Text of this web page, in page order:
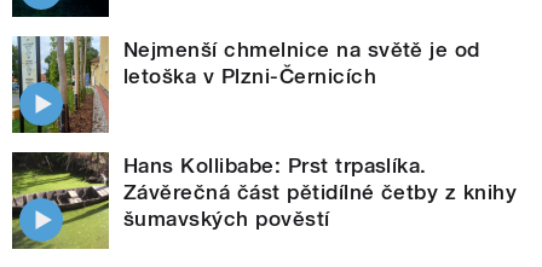
Nejmenší chmelnice na světě je od
letoška v Plzni-Černicích
Hans Kollibabe: Prst trpaslíka.
Závěrečná část pětidílné četby z knihy
šumavských pověstí